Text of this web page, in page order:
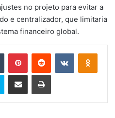
no projeto para evitar a
e centralizador, que limitaria
financeiro global.
Tumblr PinterestReddit VK OK
Skype Compartilhar via e-mail Imprimir